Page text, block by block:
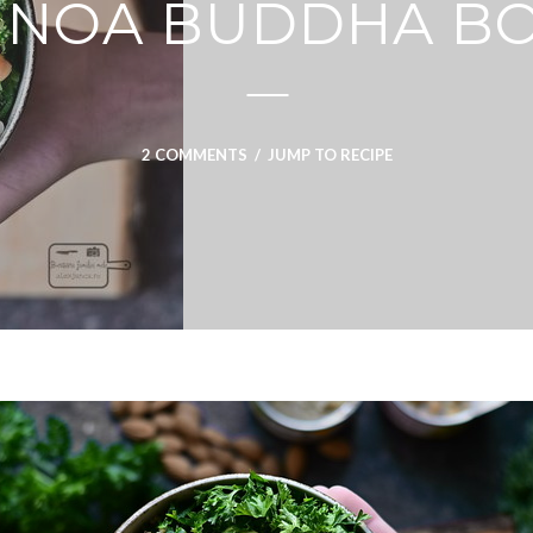
BUDDHA
2 COMMENTS / JUMP TO RECIPE